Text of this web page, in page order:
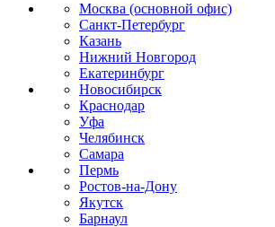
Москва (основной офис)
Санкт-Петербург
Казань
Нижний Новгород
Екатеринбург
Новосибирск
Краснодар
Уфа
Челябинск
Самара
Пермь
Ростов-на-Дону
Якутск
Барнаул